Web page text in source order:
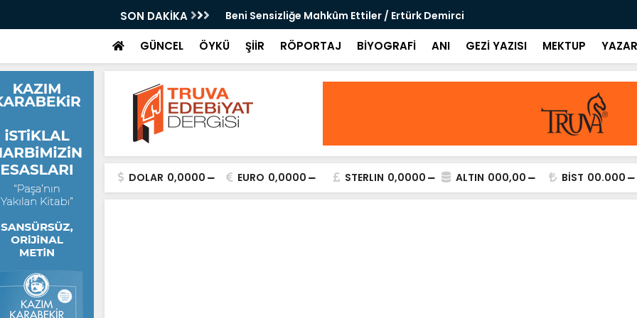
SON DAKİKA Beni Sensizliğe Mahkûm Ettiler / Ertürk Demirci
Bir Şiir:
Türkmen
GÜNCEL ÖYKÜ ŞİİR RÖPORTAJ BİYOGRAFİ ANI GEZİ YAZISI MEKTUP
DOLAR 0,0000 EURO 0,0000 STERLIN 0,0000 ALTIN 000,00 BİST 00.000